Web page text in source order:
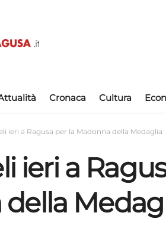
Cronaca Cultura
ieri a Ragusa per la Madonna della Medaglia
ieri a